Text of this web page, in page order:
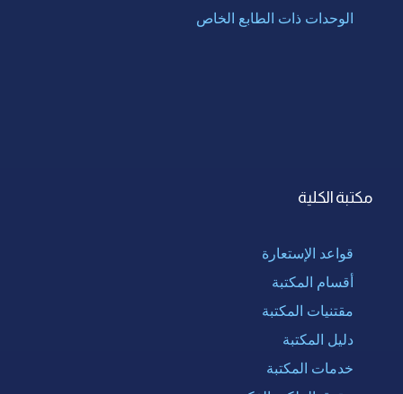
الوحدات ذات الطابع الخاص
مكتبة الكلية
قواعد الإستعارة
أقسام المكتبة
مقتنيات المكتبة
دليل المكتبة
خدمات المكتبة